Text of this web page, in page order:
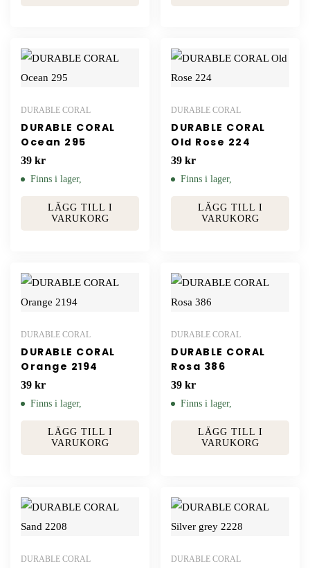
DURABLE CORAL
DURABLE CORAL
Ocean 295
39 kr
Finns i lager,
LÄGG TILL I
VARUKORG
DURABLE CORAL
DURABLE CORAL
Old Rose 224
39 kr
Finns i lager,
LÄGG TILL I
VARUKORG
DURABLE CORAL
DURABLE CORAL
Orange 2194
39 kr
Finns i lager,
LÄGG TILL I
VARUKORG
DURABLE CORAL
DURABLE CORAL
Rosa 386
39 kr
Finns i lager,
LÄGG TILL I
VARUKORG
DURABLE CORAL DURABLE CORAL